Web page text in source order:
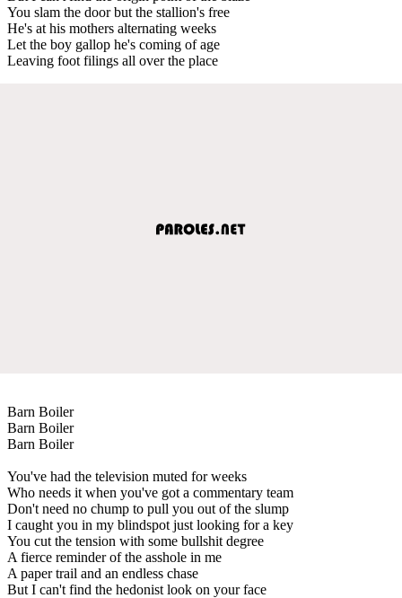
You slam the door but the stallion's free
He's at his mothers alternating weeks
Let the boy gallop he's coming of age
Leaving foot filings all over the place
Barn Boiler
Barn Boiler
Barn Boiler
You've had the television muted for weeks
Who needs it when you've got a commentary team
Don't need no chump to pull you out of the slump
I caught you in my blindspot just looking for a key
You cut the tension with some bullshit degree
A fierce reminder of the asshole in me
A paper trail and an endless chase
But I can't find the hedonist look on your face